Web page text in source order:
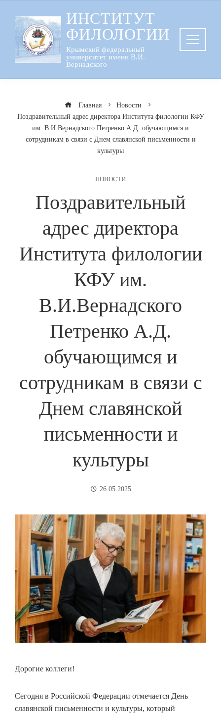
содержанию
ИНСТИТУТ
ФИЛОЛОГИИ
Крымский федеральный
университет имени В.И.
Вернадского
Главная
Новости
Поздравительный адрес директора Института филологии КФУ
им. В.И.Вернадского Петренко А.Д. обучающимся и
сотрудникам в связи с Днем славянской письменности и
культуры
НОВОСТИ
Поздравительный
адрес директора
Института филологии
КФУ им.
В.И.Вернадского
Петренко А.Д.
обучающимся и
сотрудникам в связи с
Днем славянской
письменности и
культуры
26.05.2025
Дорогие коллеги!
Сегодня в Российской Федерации отмечается День
славянской письменности и культуры, который